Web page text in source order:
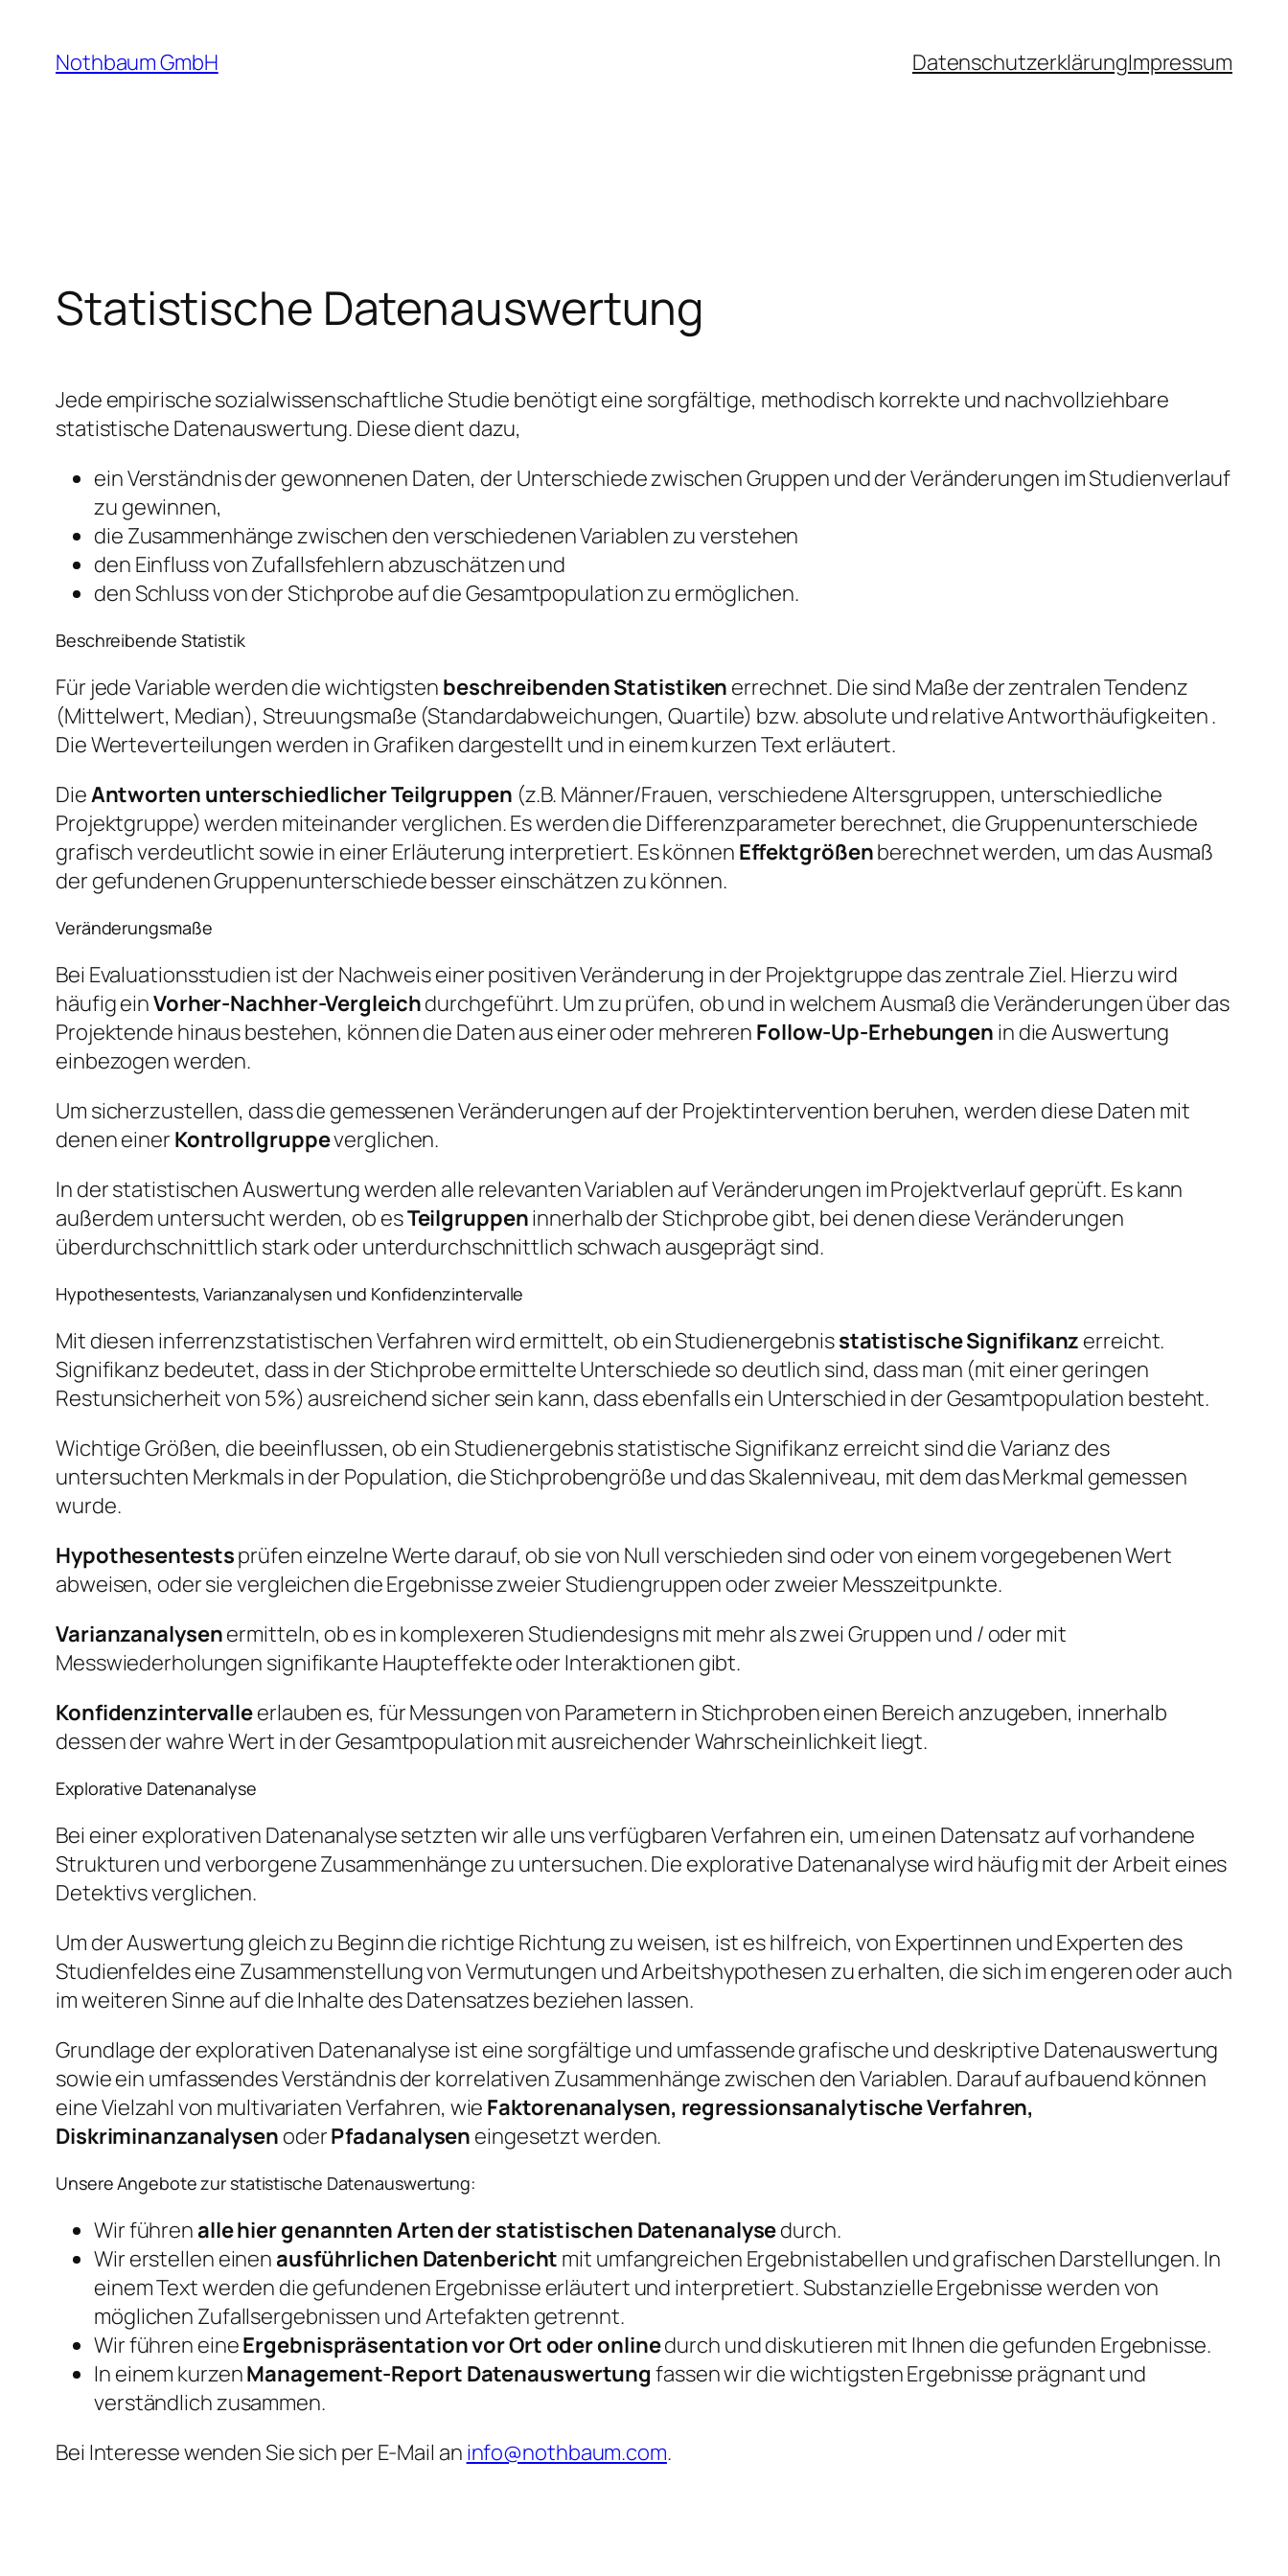
Inhalt
springen
Nothbaum GmbH DatenschutzerklärungImpressum
Statistische Datenauswertung
Jede empirische sozialwissenschaftliche Studie benötigt eine sorgfältige, methodisch korrekte und nachvollziehbare
statistische Datenauswertung. Diese dient dazu,
ein Verständnis der gewonnenen Daten, der Unterschiede zwischen Gruppen und der Veränderungen im Studienverlauf
zu gewinnen,
die Zusammenhänge zwischen den verschiedenen Variablen zu verstehen
den Einfluss von Zufallsfehlern abzuschätzen und
den Schluss von der Stichprobe auf die Gesamtpopulation zu ermöglichen.
Beschreibende Statistik
Für jede Variable werden die wichtigsten beschreibenden Statistiken errechnet. Die sind Maße der zentralen Tendenz
(Mittelwert, Median), Streuungsmaße (Standardabweichungen, Quartile) bzw. absolute und relative Antworthäufigkeiten .
Die Werteverteilungen werden in Grafiken dargestellt und in einem kurzen Text erläutert.
DieAntworten unterschiedlicher Teilgruppen (z.B. Männer/Frauen, verschiedene Altersgruppen, unterschiedliche
Projektgruppe) werden miteinander verglichen. Es werden die Differenzparameter berechnet, die Gruppenunterschiede
grafisch verdeutlicht sowie in einer Erläuterung interpretiert. Es können Effektgrößenberechnet werden, um das Ausmaß
der gefundenen Gruppenunterschiede besser einschätzen zu können.
Veränderungsmaße
Bei Evaluationsstudien ist der Nachweis einer positiven Veränderung in der Projektgruppe das zentrale Ziel. Hierzu wird
häufig einVorher-Nachher-Vergleichdurchgeführt. Um zu prüfen, ob und in welchem Ausmaß die Veränderungen über das
Projektende hinaus bestehen, können die Daten aus einer oder mehreren Follow-Up-Erhebungen in die Auswertung
einbezogen werden.
Um sicherzustellen, dass die gemessenen Veränderungen auf der Projektintervention beruhen, werden diese Daten mit
denen einer Kontrollgruppeverglichen.
In der statistischen Auswertung werden alle relevanten Variablen auf Veränderungen im Projektverlauf geprüft. Es kann
außerdem untersucht werden, ob esTeilgruppeninnerhalb der Stichprobe gibt, bei denen diese Veränderungen
überdurchschnittlich stark oder unterdurchschnittlich schwach ausgeprägt sind.
Hypothesentests, Varianzanalysen und Konfidenzintervalle
Mit diesen inferrenzstatistischen Verfahren wird ermittelt, ob ein Studienergebnisstatistische Signifikanz erreicht.
Signifikanz bedeutet, dass in der Stichprobe ermittelte Unterschiede so deutlich sind, dass man (mit einer geringen
Restunsicherheit von 5%) ausreichend sicher sein kann, dass ebenfalls ein Unterschied in der Gesamtpopulation besteht.
Wichtige Größen, die beeinflussen, ob ein Studienergebnis statistische Signifikanz erreicht sind die Varianz des
untersuchten Merkmals in der Population, die Stichprobengröße und das Skalenniveau, mit dem das Merkmal gemessen
wurde.
Hypothesentestsprüfen einzelne Werte darauf, ob sie von Null verschieden sind oder von einem vorgegebenen Wert
abweisen, oder sie vergleichen die Ergebnisse zweier Studiengruppen oder zweier Messzeitpunkte.
Varianzanalysenermitteln, ob es in komplexeren Studiendesigns mit mehr als zwei Gruppen und / oder mit
Messwiederholungen signifikante Haupteffekte oder Interaktionen gibt.
Konfidenzintervalleerlauben es, für Messungen von Parametern in Stichproben einen Bereich anzugeben, innerhalb
dessen der wahre Wert in der Gesamtpopulation mit ausreichender Wahrscheinlichkeit liegt.
Explorative Datenanalyse
Bei einer explorativen Datenanalyse setzten wir alle uns verfügbaren Verfahren ein, um einen Datensatz auf vorhandene
Strukturen und verborgene Zusammenhänge zu untersuchen. Die explorative Datenanalyse wird häufig mit der Arbeit eines
Detektivs verglichen.
Um der Auswertung gleich zu Beginn die richtige Richtung zu weisen, ist es hilfreich, von Expertinnen und Experten des
Studienfeldes eine Zusammenstellung von Vermutungen und Arbeitshypothesen zu erhalten, die sich im engeren oder auch
im weiteren Sinne auf die Inhalte des Datensatzes beziehen lassen.
Grundlage der explorativen Datenanalyse ist eine sorgfältige und umfassende grafische und deskriptive Datenauswertung
sowie ein umfassendes Verständnis der korrelativen Zusammenhänge zwischen den Variablen. Darauf aufbauend können
eine Vielzahl von multivariaten Verfahren, wie Faktorenanalysen, regressionsanalytische Verfahren,
Diskriminanzanalysen oderPfadanalysen eingesetzt werden.
Unsere Angebote zur statistische Datenauswertung:
Wir führenalle hier genannten Arten der statistischen Datenanalysedurch.
Wir erstellen einenausführlichen Datenbericht mit umfangreichen Ergebnistabellen und grafischen Darstellungen. In
einem Text werden die gefundenen Ergebnisse erläutert und interpretiert. Substanzielle Ergebnisse werden von
möglichen Zufallsergebnissen und Artefakten getrennt.
Wir führen eineErgebnispräsentation vor Ort oder onlinedurch und diskutieren mit Ihnen die gefunden Ergebnisse.
In einem kurzenManagement-Report Datenauswertung fassen wir die wichtigsten Ergebnisse prägnant und
verständlich zusammen.
Bei Interesse wenden Sie sich per E-Mail an info@nothbaum.com.